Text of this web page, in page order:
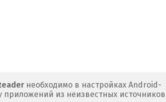
необходимо в настройках Android-
приложений из неизвестных